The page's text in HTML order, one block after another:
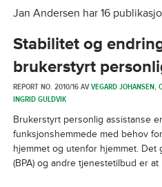
Jan Andersen har 16
Stabilitet og
brukerstyrt
REPORT NO. 2010/16 AVVEGARD JOHANSEN,
INGRID GULDVIK
Brukerstyrt personlig assistanse
funksjonshemmede med behov
hjemmet og utenfor hjemmet. Det
(BPA) og andre tjenestetilbud er